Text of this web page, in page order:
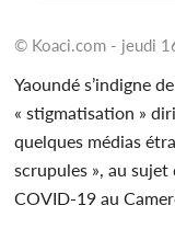
© Koaci.com - jeudi
Yaoundé s’indigne
« stigmatisation »
quelques médias
scrupules », au sujet
COVID-19 au